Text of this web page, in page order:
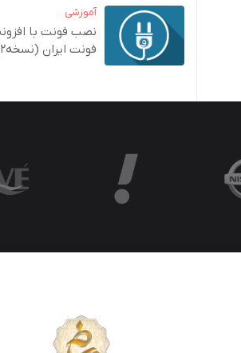
آموزشی
نصب فونت با
فونت ایران (نسخه2)